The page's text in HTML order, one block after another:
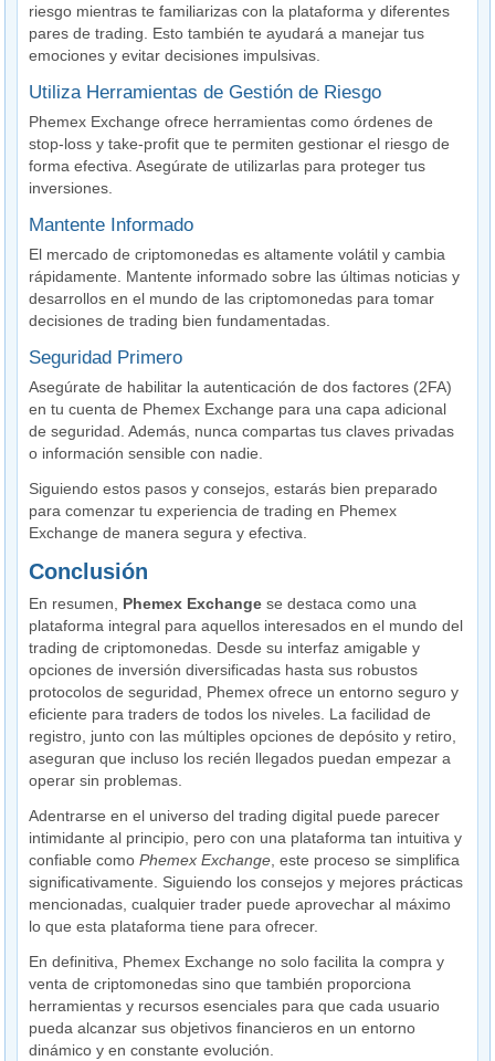
riesgo mientras te familiarizas con la plataforma y diferentes
pares de trading. Esto también te ayudará a manejar tus
emociones y evitar decisiones impulsivas.
Utiliza Herramientas de Gestión de Riesgo
Phemex Exchange ofrece herramientas como órdenes de
stop-loss y take-profit que te permiten gestionar el riesgo de
forma efectiva. Asegúrate de utilizarlas para proteger tus
inversiones.
Mantente Informado
El mercado de criptomonedas es altamente volátil y cambia
rápidamente. Mantente informado sobre las últimas noticias y
desarrollos en el mundo de las criptomonedas para tomar
decisiones de trading bien fundamentadas.
Seguridad Primero
Asegúrate de habilitar la autenticación de dos factores (2FA)
en tu cuenta de Phemex Exchange para una capa adicional
de seguridad. Además, nunca compartas tus claves privadas
o información sensible con nadie.
Siguiendo estos pasos y consejos, estarás bien preparado
para comenzar tu experiencia de trading en Phemex
Exchange de manera segura y efectiva.
Conclusión
En resumen, Phemex Exchange se destaca como una
plataforma integral para aquellos interesados en el mundo del
trading de criptomonedas. Desde su interfaz amigable y
opciones de inversión diversificadas hasta sus robustos
protocolos de seguridad, Phemex ofrece un entorno seguro y
eficiente para traders de todos los niveles. La facilidad de
registro, junto con las múltiples opciones de depósito y retiro,
aseguran que incluso los recién llegados puedan empezar a
operar sin problemas.
Adentrarse en el universo del trading digital puede parecer
intimidante al principio, pero con una plataforma tan intuitiva y
confiable comoPhemex Exchange, este proceso se simplifica
significativamente. Siguiendo los consejos y mejores prácticas
mencionadas, cualquier trader puede aprovechar al máximo
lo que esta plataforma tiene para ofrecer.
En definitiva, Phemex Exchange no solo facilita la compra y
venta de criptomonedas sino que también proporciona
herramientas y recursos esenciales para que cada usuario
pueda alcanzar sus objetivos financieros en un entorno
dinámico y en constante evolución.